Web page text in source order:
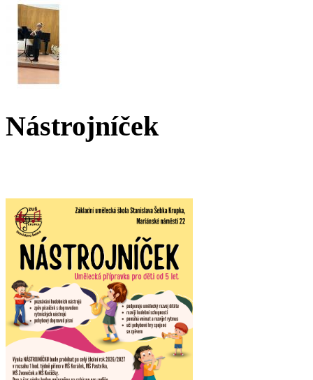
Nástrojníček